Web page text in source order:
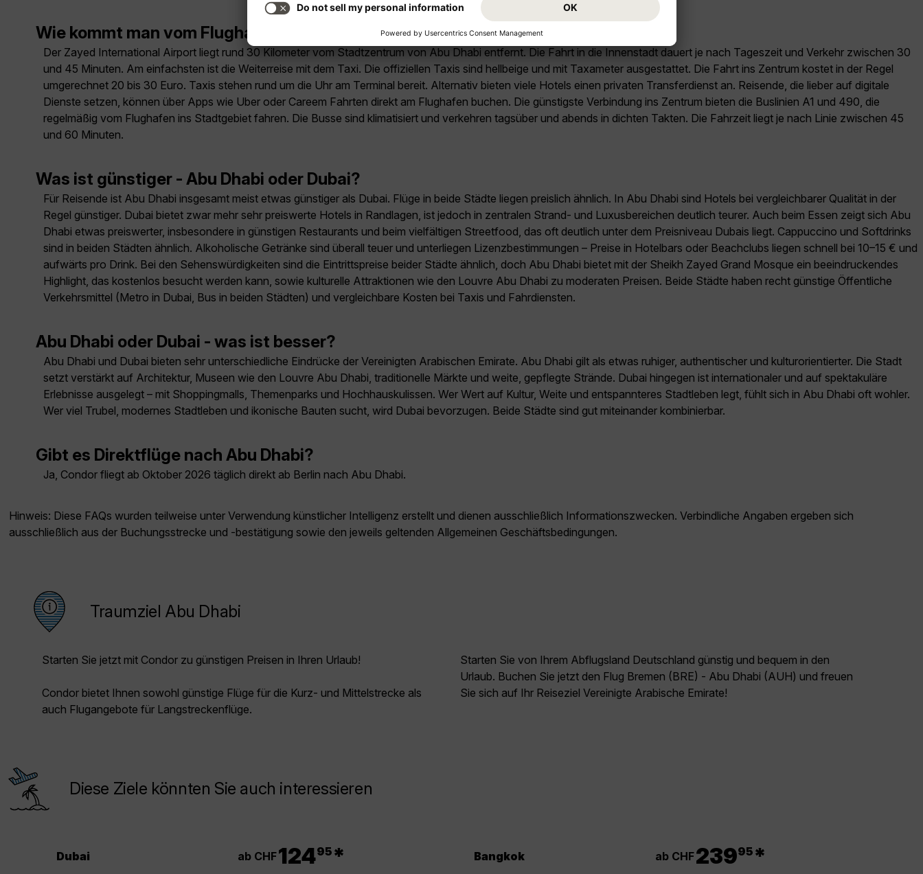
Wie kommt man vom Flughafen ins Zentrum von Abu Dhabi?
Der Zayed International Airport liegt rund 30 Kilometer vom Stadtzentrum von Abu Dhabi entfernt. Die Fahrt in die Innenstadt dauert je nach Tageszeit und Verkehr zwischen 30
und 45 Minuten. Am einfachsten ist die Weiterreise mit dem Taxi. Die offiziellen Taxis sind hellbeige und mit Taxameter ausgestattet. Die Fahrt ins Zentrum kostet in der Regel
umgerechnet 20 bis 30 Euro. Taxis stehen rund um die Uhr am Terminal bereit. Alternativ bieten viele Hotels einen privaten Transferdienst an. Reisende, die lieber auf digitale
Dienste setzen, können über Apps wie Uber oder Careem Fahrten direkt am Flughafen buchen. Die günstigste Verbindung ins Zentrum bieten die Buslinien A1 und 490, die
regelmäßig vom Flughafen ins Stadtgebiet fahren. Die Busse sind klimatisiert und verkehren tagsüber und abends in dichten Takten. Die Fahrzeit liegt je nach Linie zwischen 45
und 60 Minuten.
Was ist günstiger - Abu Dhabi oder Dubai?
Für Reisende ist Abu Dhabi insgesamt meist etwas günstiger als Dubai. Flüge in beide Städte liegen preislich ähnlich. In Abu Dhabi sind Hotels bei vergleichbarer Qualität in der
Regel günstiger. Dubai bietet zwar mehr sehr preiswerte Hotels in Randlagen, ist jedoch in zentralen Strand- und Luxusbereichen deutlich teurer. Auch beim Essen zeigt sich Abu
Dhabi etwas preiswerter, insbesondere in günstigen Restaurants und beim vielfältigen Streetfood, das oft deutlich unter dem Preisniveau Dubais liegt. Cappuccino und Softdrinks
sind in beiden Städten ähnlich. Alkoholische Getränke sind überall teuer und unterliegen Lizenzbestimmungen – Preise in Hotelbars oder Beachclubs liegen schnell bei 10–15 € und
aufwärts pro Drink. Bei den Sehenswürdigkeiten sind die Eintrittspreise beider Städte ähnlich, doch Abu Dhabi bietet mit der Sheikh Zayed Grand Mosque ein beeindruckendes
Highlight, das kostenlos besucht werden kann, sowie kulturelle Attraktionen wie den Louvre Abu Dhabi zu moderaten Preisen. Beide Städte haben recht günstige Öffentliche
Verkehrsmittel (Metro in Dubai, Bus in beiden Städten) und vergleichbare Kosten bei Taxis und Fahrdiensten.
Abu Dhabi oder Dubai - was ist besser?
Abu Dhabi und Dubai bieten sehr unterschiedliche Eindrücke der Vereinigten Arabischen Emirate. Abu Dhabi gilt als etwas ruhiger, authentischer und kulturorientierter. Die Stadt
setzt verstärkt auf Architektur, Museen wie den Louvre Abu Dhabi, traditionelle Märkte und weite, gepflegte Strände. Dubai hingegen ist internationaler und auf spektakuläre
Erlebnisse ausgelegt – mit Shoppingmalls, Themenparks und Hochhauskulissen. Wer Wert auf Kultur, Weite und entspannteres Stadtleben legt, fühlt sich in Abu Dhabi oft wohler.
Wer viel Trubel, modernes Stadtleben und ikonische Bauten sucht, wird Dubai bevorzugen. Beide Städte sind gut miteinander kombinierbar.
Gibt es Direktflüge nach Abu Dhabi?
Ja, Condor fliegt ab Oktober 2026 täglich direkt ab Berlin nach Abu Dhabi.
Hinweis: Diese FAQs wurden teilweise unter Verwendung künstlicher Intelligenz erstellt und dienen ausschließlich Informationszwecken. Verbindliche Angaben ergeben sich
ausschließlich aus der Buchungsstrecke und -bestätigung sowie den jeweils geltenden Allgemeinen Geschäftsbedingungen.
Traumziel Abu Dhabi
Starten Sie jetzt mit Condor zu günstigen Preisen in Ihren Urlaub!
Condor bietet Ihnen sowohl günstige Flüge für die Kurz- und Mittelstrecke als
auch Flugangebote für Langstreckenflüge.
Starten Sie von Ihrem Abflugsland Deutschland günstig und bequem in den
Urlaub. Buchen Sie jetzt den Flug Bremen (BRE) - Abu Dhabi (AUH) und freuen
Sie sich auf Ihr Reiseziel Vereinigte Arabische Emirate!
Diese Ziele könnten Sie auch interessieren
Dubai ab CHF12495 * Bangkok ab CHF23995 *